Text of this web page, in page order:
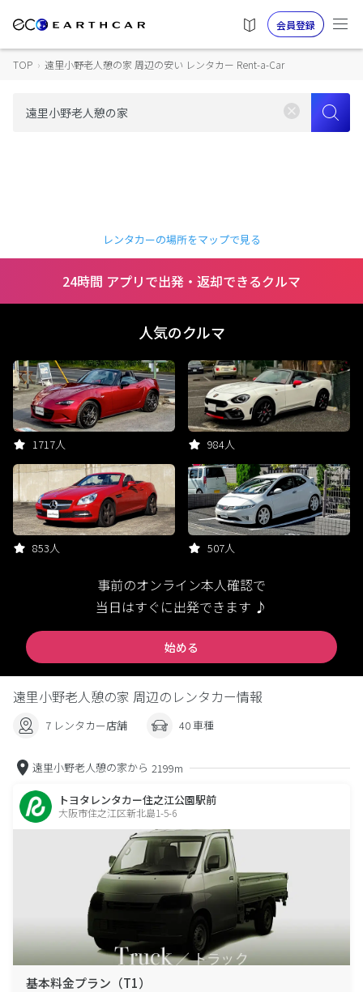
会員登録
TOP › 遠里小野老人憩の家 周辺の安い レンタカー Rent-a-Car
レンタカーの場所をマップで見る
24時間 アプリで出発・返却できるクルマ
人気のクルマ
1717人 984人
853人 507人
事前のオンライン本人確認で
当日はすぐに出発できます ♪
始める
遠里小野老人憩の家 周辺のレンタカー情報
7 レンタカー店舗 40 車種
遠里小野老人憩の家から 2199m
トヨタレンタカー住之江公園駅前
大阪市住之江区新北島1-5-6
基本料金プラン（T1）